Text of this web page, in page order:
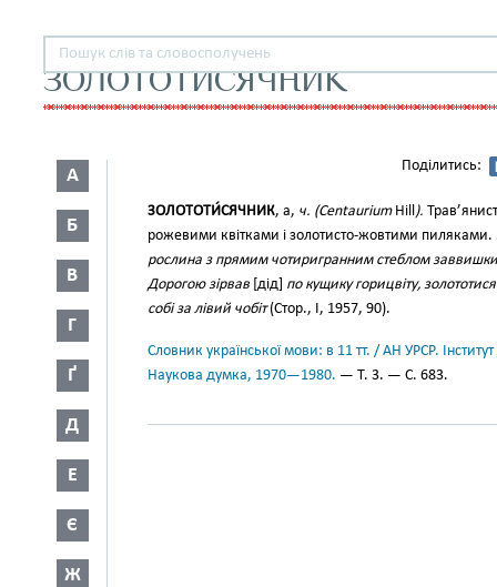
ЗОЛОТОТИСЯЧНИК
А
Б
В
Г
Ґ
Д
Е
Є
Ж
Поділитись:
ЗОЛОТОТИ́СЯЧНИК, а, ч. (CentauriumHill).
рожевими квітками і золотисто-жовтими пиляками.
рослина з прямим чотиригранним стеблом
Дорогою зірвав [дід] по кущику горицвіту,
собі за лівий чобіт(Стор., І, 1957, 90).
Словник української мови: в 11 тт. / АН УРСР.
Наукова думка, 1970—1980. — Т. 3. — С. 683.